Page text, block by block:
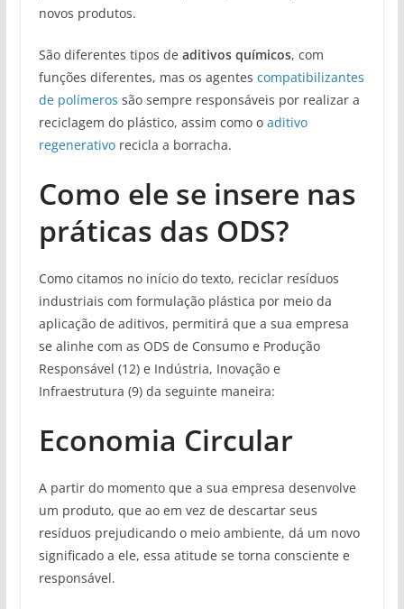
novos produtos.
São diferentes tipos de aditivos químicos, com
funções diferentes, mas os agentes compatibilizantes
de polímeros são sempre responsáveis por realizar a
reciclagem do plástico, assim como o aditivo
regenerativorecicla a borracha.
Como ele se insere nas
práticas das ODS?
Como citamos no início do texto, reciclar resíduos
industriais com formulação plástica por meio da
aplicação de aditivos, permitirá que a sua empresa
se alinhe com as ODS de Consumo e Produção
Responsável (12) e Indústria, Inovação e
Infraestrutura (9) da seguinte maneira:
Economia Circular
A partir do momento que a sua empresa desenvolve
um produto, que ao em vez de descartar seus
resíduos prejudicando o meio ambiente, dá um novo
significado a ele, essa atitude se torna consciente e
responsável.